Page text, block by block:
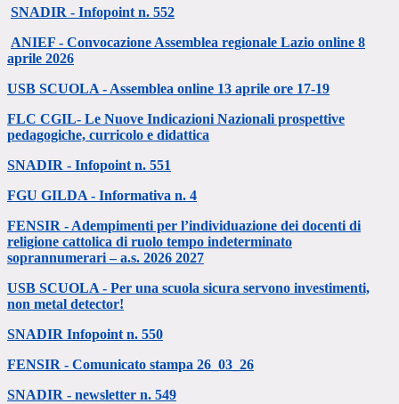
SNADIR - Infopoint n. 552
ANIEF - Convocazione Assemblea regionale Lazio online 8
aprile 2026
USB SCUOLA - Assemblea online 13 aprile ore 17-19
FLC CGIL- Le Nuove Indicazioni Nazionali prospettive
pedagogiche, curricolo e didattica
SNADIR - Infopoint n. 551
FGU GILDA - Informativa n. 4
FENSIR - Adempimenti per l’individuazione dei docenti di
religione cattolica di ruolo tempo indeterminato
soprannumerari – a.s. 2026 2027
USB SCUOLA - Per una scuola sicura servono investimenti,
non metal detector!
SNADIR Infopoint n. 550
FENSIR - Comunicato stampa 26_03_26
SNADIR - newsletter n. 549